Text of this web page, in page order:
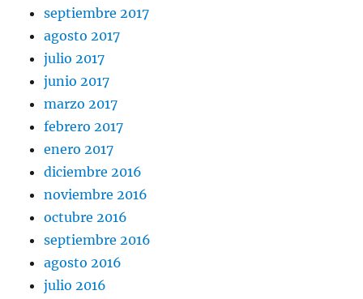
septiembre 2017
agosto 2017
julio 2017
junio 2017
marzo 2017
febrero 2017
enero 2017
diciembre 2016
noviembre 2016
octubre 2016
septiembre 2016
agosto 2016
julio 2016